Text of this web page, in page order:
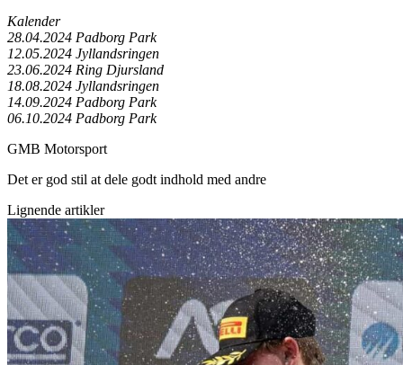
Kalender
28.04.2024 Padborg Park
12.05.2024 Jyllandsringen
23.06.2024 Ring Djursland
18.08.2024 Jyllandsringen
14.09.2024 Padborg Park
06.10.2024 Padborg Park
GMB Motorsport
Det er god stil at dele godt indhold med andre
Lignende artikler